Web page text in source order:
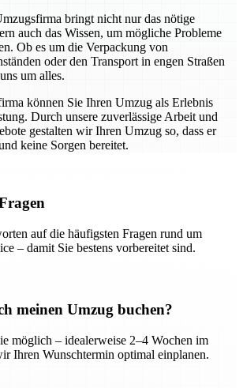
bringt nicht nur das nötige
auch das Wissen, um mögliche Probleme
Ob es um die Verpackung von
oder den Transport in engen Straßen
um alles.
können Sie Ihren Umzug als Erlebnis
Durch unsere zuverlässige Arbeit und
gestalten wir Ihren Umzug so, dass er
keine Sorgen bereitet.
auf die häufigsten Fragen rund um
– damit Sie bestens vorbereitet sind.
meinen Umzug buchen?
möglich – idealerweise 2–4 Wochen im
Ihren Wunschtermin optimal einplanen.